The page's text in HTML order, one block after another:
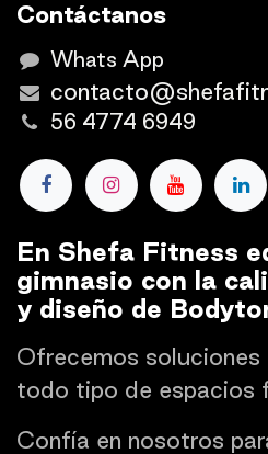
Contáctanos
Whats App
56 4774 6949
En Shefa Fitness
gimnasio con la
y diseño de
Ofrecemos soluciones
todo tipo de espacios
Confía en nosotros